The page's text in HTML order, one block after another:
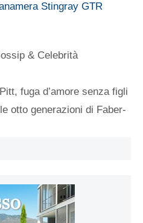
Stingray GTR
& Celebrità
fuga d’amore senza figli
otto generazioni di Faber-